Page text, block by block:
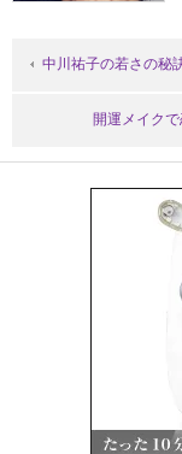
中川祐子の若さの秘
開運メイク